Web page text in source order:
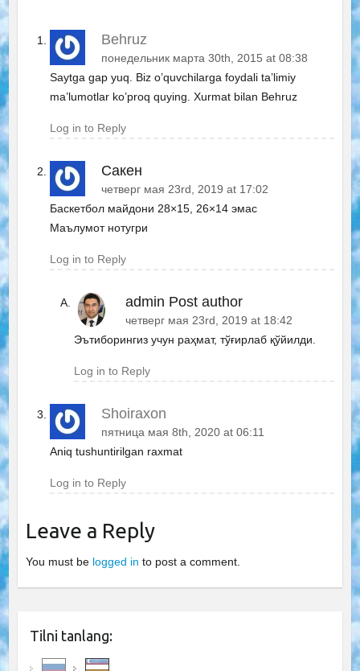
Behruz
понедельник марта 30th, 2015 at 08:38
Saytga gap yuq. Biz o’quvchilarga foydali ta’limiy
ma’lumotlar ko’proq quying. Xurmat bilan Behruz
Log in to Reply
Сакен
четверг мая 23rd, 2019 at 17:02
Баскетбол майдони 28×15, 26×14 эмас
Маълумот нотугри
Log in to Reply
admin Post author
четверг мая 23rd, 2019 at 18:42
Эътиборингиз учун раҳмат, тўғирлаб қўйилди.
Log in to Reply
Shoiraxon
пятница мая 8th, 2020 at 06:11
Aniq tushuntirilgan raxmat
Log in to Reply
Leave a Reply
You must be logged in to post a comment.
Tilni tanlang: